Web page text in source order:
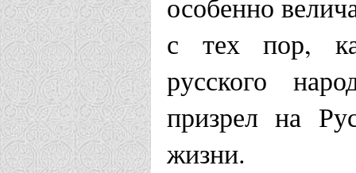
с тех пор,
русского
призрел на
жизни.